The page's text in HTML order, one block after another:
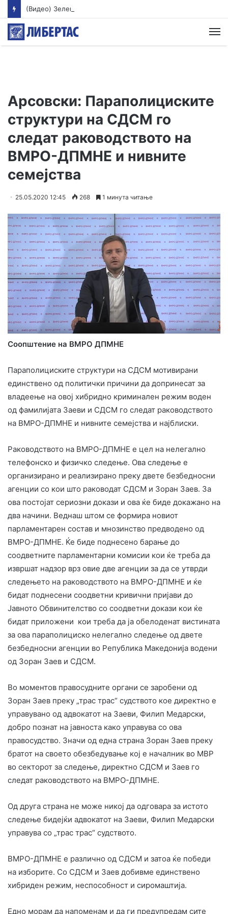
Арсовски: Параполициските
структури на СДСМ го
следат раководството на
ВМРО-ДПМНЕ и нивните
семeјства
25.05.2020 12:45 268 1 минута читање
Сooпштение на ВМРО ДПМНЕ
Параполициските структури на СДСМ мотивирани
единствено од политички причини да допринесат за
владеење на овој хибридно криминален режим воден
од фамилијата Заеви и СДСМ го следат раководството
на ВМРО-ДПМНЕ и нивните семејства и најблиски.
Раководството на ВМРО-ДПМНЕ е цел на нелегално
телефонско и физичко следење. Ова следење е
организирано и реализирано преку двете безбедносни
агенции со кои што раководат СДСМ и Зоран Заев. За
ова постојат сериозни докази и ова ќе биде докажано на
два начини. Веднаш штом се формира новиот
парламентарен состав и мнозинство предводено од
ВМРО-ДПМНЕ. Ќе биде поднесено барање до
соодветните парламентарни комисии кои ќе треба да
извршат надзор врз овие две агенции за да се утврди
следењето на раководството на ВМРО-ДПМНЕ и ќе
бидат поднесени соодветни кривични пријави до
Јавното Обвинителство со соодветни докази кои ќе
бидат приложени кои треба да ја обелоденат вистината
за ова параполициско нелегално следење од двете
безбедносни агенции во Република Македонија водени
од Зоран Заев и СДСМ.
Во моментов правосудните органи се заробени од
Зоран Заев преку „трас трас“ судството кое директно е
управувано од адвокатот на Заеви, Филип Медарски,
добро познат на јавноста како управува со ова
правосудство. Значи од една страна Зоран Заев преку
братот на своето обезбедување кој е началник во МВР
во секторот за следење, директно СДСМ и Заев го
следат раководството на ВМРО-ДПМНЕ.
Од друга страна не може никој да одговара за истото
следење бидејќи адвокатот на Заеви, Филип Медарски
управува со „трас трас“ судството.
ВМРО-ДПМНЕ е различно од СДСМ и затоа ќе победи
на изборите. Со СДСМ и Заев добивме единствено
хибриден режим, неспособност и сиромаштија.
Едно морам да напоменам и да ги предупредам сите